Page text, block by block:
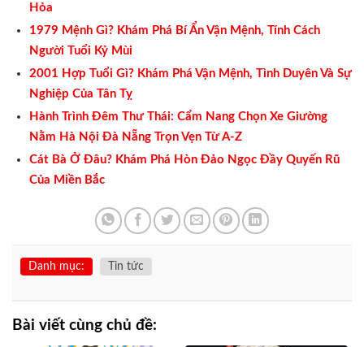
Hỏa
1979 Mệnh Gì? Khám Phá Bí Ẩn Vận Mệnh, Tính Cách
Người Tuổi Kỷ Mùi
2001 Hợp Tuổi Gì? Khám Phá Vận Mệnh, Tình Duyên Và Sự
Nghiệp Của Tân Tỵ
Hành Trình Đêm Thư Thái: Cẩm Nang Chọn Xe Giường
Nằm Hà Nội Đà Nẵng Trọn Vẹn Từ A-Z
Cát Bà Ở Đâu? Khám Phá Hòn Đảo Ngọc Đầy Quyến Rũ
Của Miền Bắc
Danh mục: Tin tức
Bài viết cùng chủ đề: